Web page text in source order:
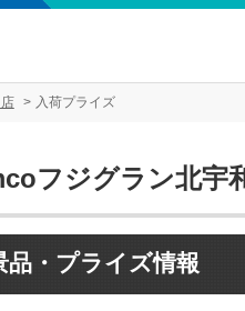
入荷プライズ
フジグラン北宇
品・プライズ情報